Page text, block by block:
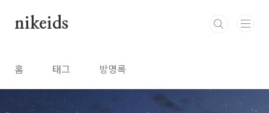
nikeids
홈 태그 방명록